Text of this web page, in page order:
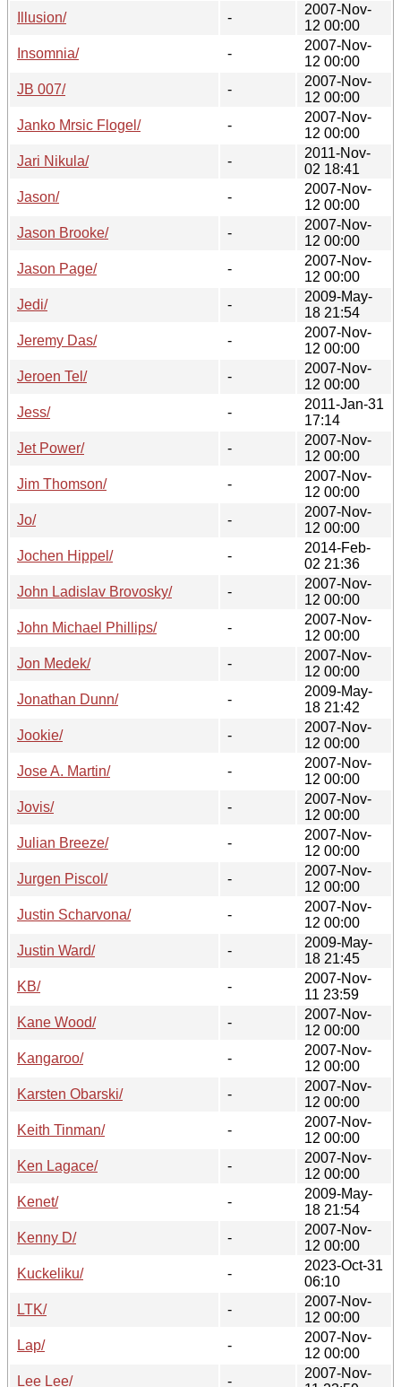
Illusion/
-
2007-Nov-
12 00:00
Insomnia/
-
2007-Nov-
12 00:00
JB 007/
-
2007-Nov-
12 00:00
Janko Mrsic Flogel/
-
2007-Nov-
12 00:00
Jari Nikula/
-
2011-Nov-
02 18:41
Jason/
-
2007-Nov-
12 00:00
Jason Brooke/
-
2007-Nov-
12 00:00
Jason Page/
-
2007-Nov-
12 00:00
Jedi/
-
2009-May-
18 21:54
Jeremy Das/
-
2007-Nov-
12 00:00
Jeroen Tel/
-
2007-Nov-
12 00:00
Jess/
-
2011-Jan-31
17:14
Jet Power/
-
2007-Nov-
12 00:00
Jim Thomson/
-
2007-Nov-
12 00:00
Jo/
-
2007-Nov-
12 00:00
Jochen Hippel/
-
2014-Feb-
02 21:36
John Ladislav Brovosky/
-
2007-Nov-
12 00:00
John Michael Phillips/
-
2007-Nov-
12 00:00
Jon Medek/
-
2007-Nov-
12 00:00
Jonathan Dunn/
-
2009-May-
18 21:42
Jookie/
-
2007-Nov-
12 00:00
Jose A. Martin/
-
2007-Nov-
12 00:00
Jovis/
-
2007-Nov-
12 00:00
Julian Breeze/
-
2007-Nov-
12 00:00
Jurgen Piscol/
-
2007-Nov-
12 00:00
Justin Scharvona/
-
2007-Nov-
12 00:00
Justin Ward/
-
2009-May-
18 21:45
KB/
-
2007-Nov-
11 23:59
Kane Wood/
-
2007-Nov-
12 00:00
Kangaroo/
-
2007-Nov-
12 00:00
Karsten Obarski/
-
2007-Nov-
12 00:00
Keith Tinman/
-
2007-Nov-
12 00:00
Ken Lagace/
-
2007-Nov-
12 00:00
Kenet/
-
2009-May-
18 21:54
Kenny D/
-
2007-Nov-
12 00:00
Kuckeliku/
-
2023-Oct-31
06:10
LTK/
-
2007-Nov-
12 00:00
Lap/
-
2007-Nov-
12 00:00
Lee Lee/
-
2007-Nov-